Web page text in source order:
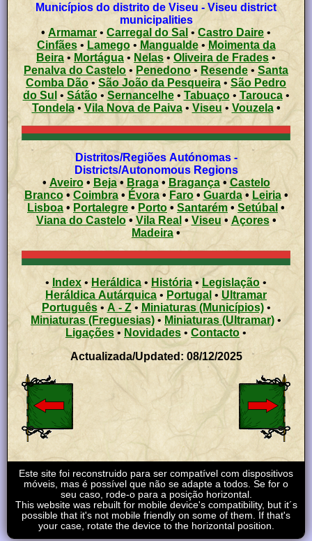
Municípios do distrito de Viseu - Viseu district
municipalities
• Armamar • Carregal do Sal • Castro Daire •
Cinfães• Lamego• Mangualde•Moimenta da
Beira • Mortágua • Nelas• Oliveira de Frades •
Penalva do Castelo • Penedono • Resende • Santa
Comba Dão• São João da Pesqueira • São Pedro
do Sul • Sátão• Sernancelhe• Tabuaço• Tarouca•
Tondela• Vila Nova de Paiva• Viseu •Vouzela •
Distritos/Regiões Autónomas -
Districts/Autonomous Regions
• Aveiro• Beja• Braga• Bragança• Castelo
Branco•Coimbra• Évora• Faro• Guarda• Leiria•
Lisboa • Portalegre • Porto• Santarém • Setúbal•
Viana do Castelo• Vila Real •Viseu• Açores•
Madeira•
• Index •Heráldica • História•Legislação •
Heráldica Autárquica • Portugal • Ultramar
Português• A - Z• Miniaturas (Municípios)•
Miniaturas (Freguesias) • Miniaturas (Ultramar) •
Ligações • Novidades • Contacto •
Actualizada/Updated: 08/12/2025
Este site foi reconstruido para ser compatível com dispositivos
móveis, mas é possível que não se adapte a todos. Se for o
seu caso, rode-o para a posição horizontal.
This website was rebuilt for mobile device's compatibility, but it´s
possible that it's not mobile friendly on some of them. If that's
your case, rotate the device to the horizontal position.